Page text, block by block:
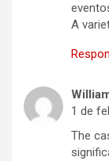
A
1 de
The